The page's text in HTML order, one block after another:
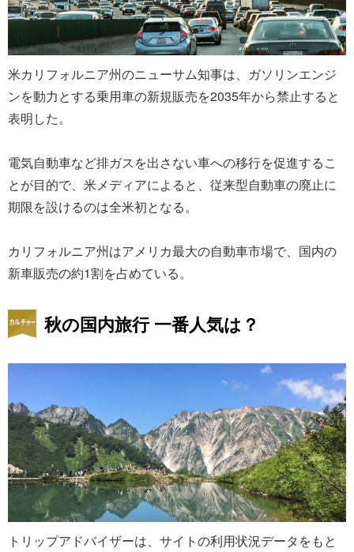
米カリフォルニア州のニューサム知事は、ガソリンエンジ
ンを動力とする乗用車の新規販売を2035年から禁止すると
表明した。
電気自動車など排ガスを出さない車への移行を促進するこ
とが目的で、米メディアによると、従来型自動車の廃止に
期限を設けるのは全米初となる。
カリフォルニア州はアメリカ最大の自動車市場で、国内の
新車販売の約1割を占めている。
秋の国内旅行 一番人気は？
トリップアドバイザーは、サイトの利用状況データをもと